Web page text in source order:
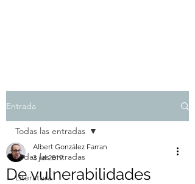
Entrada
Todas las entradas
Literatura
Todas las entradas
De vulnerabilidades
Albert González Farran
3 jul 2019